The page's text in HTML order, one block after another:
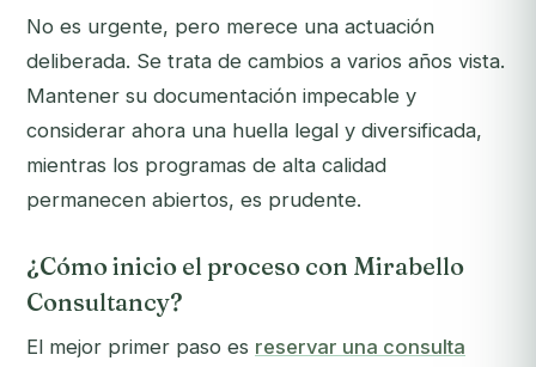
No es urgente, pero merece una actuación
deliberada. Se trata de cambios a varios años vista.
Mantener su documentación impecable y
considerar ahora una huella legal y diversificada,
mientras los programas de alta calidad
permanecen abiertos, es prudente.
¿Cómo inicio el proceso con Mirabello
Consultancy?
El mejor primer paso es reservar una consulta